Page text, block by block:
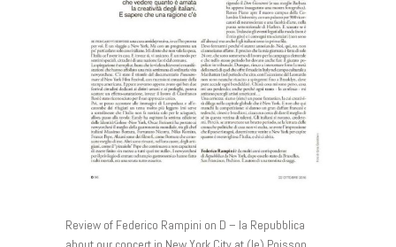
Review of Federico Rampini on D – la Repubblica